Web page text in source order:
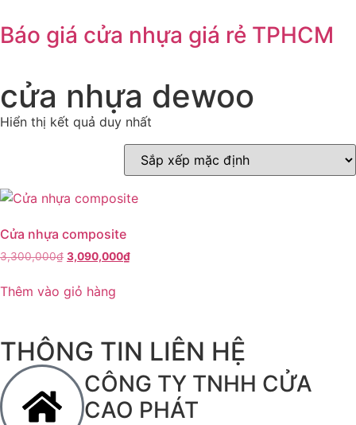
Báo giá cửa nhựa giá rẻ TPHCM
cửa nhựa dewoo
Hiển thị kết quả duy nhất
Cửa nhựa composite
3,300,000₫ 3,090,000₫
Thêm vào giỏ hàng
THÔNG TIN LIÊN HỆ
CÔNG TY TNHH CỬA
CAO PHÁT